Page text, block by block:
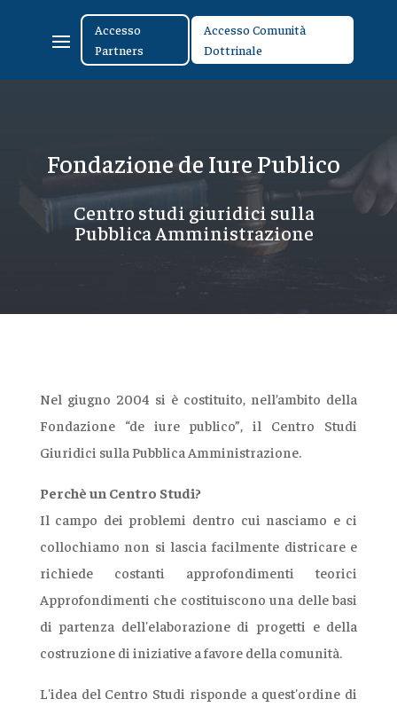
Accesso
Partners
Accesso Comunità
Dottrinale
Fondazione de Iure Publico
Centro studi giuridici sulla
Pubblica Amministrazione
Nel giugno 2004 si è costituito, nell’ambito della
Fondazione “de iure publico”, il Centro Studi
Giuridici sulla Pubblica Amministrazione.
Perchè un Centro Studi?
Il campo dei problemi dentro cui nasciamo e ci
collochiamo non si lascia facilmente districare e
richiede costanti approfondimenti teorici
Approfondimenti che costituiscono una delle basi
di partenza dell'elaborazione di progetti e della
costruzione di iniziative a favore della comunità.
L'idea del Centro Studi risponde a quest'ordine di